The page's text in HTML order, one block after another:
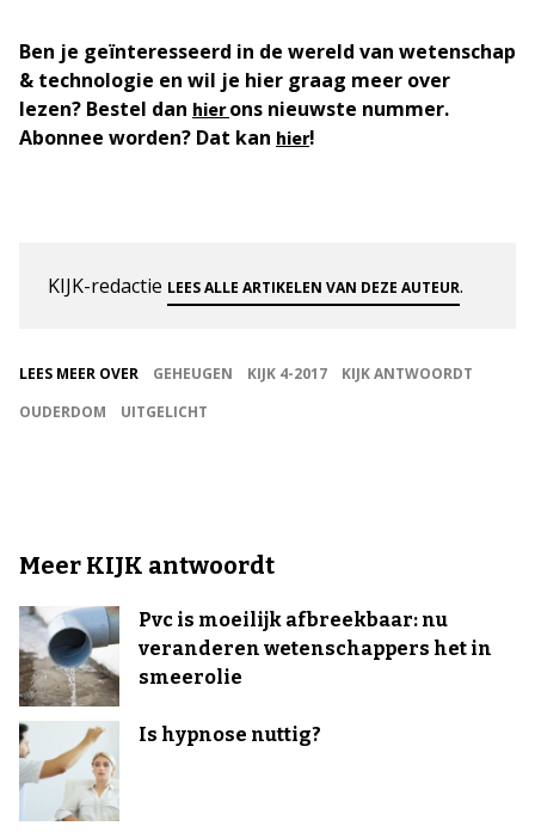
Ben je geïnteresseerd in de wereld van wetenschap
& technologie en wil je hier graag meer over
lezen? Bestel dan hierons nieuwste nummer.
Abonnee worden? Dat kan hier!
KIJK-redactie LEES ALLE ARTIKELEN VAN DEZE AUTEUR.
LEES MEER OVER GEHEUGEN KIJK 4-2017
KIJK ANTWOORDT
OUDERDOM
UITGELICHT
Meer KIJK antwoordt
Pvc is moeilijk afbreekbaar: nu
veranderen wetenschappers het in
smeerolie
Is hypnose nuttig?